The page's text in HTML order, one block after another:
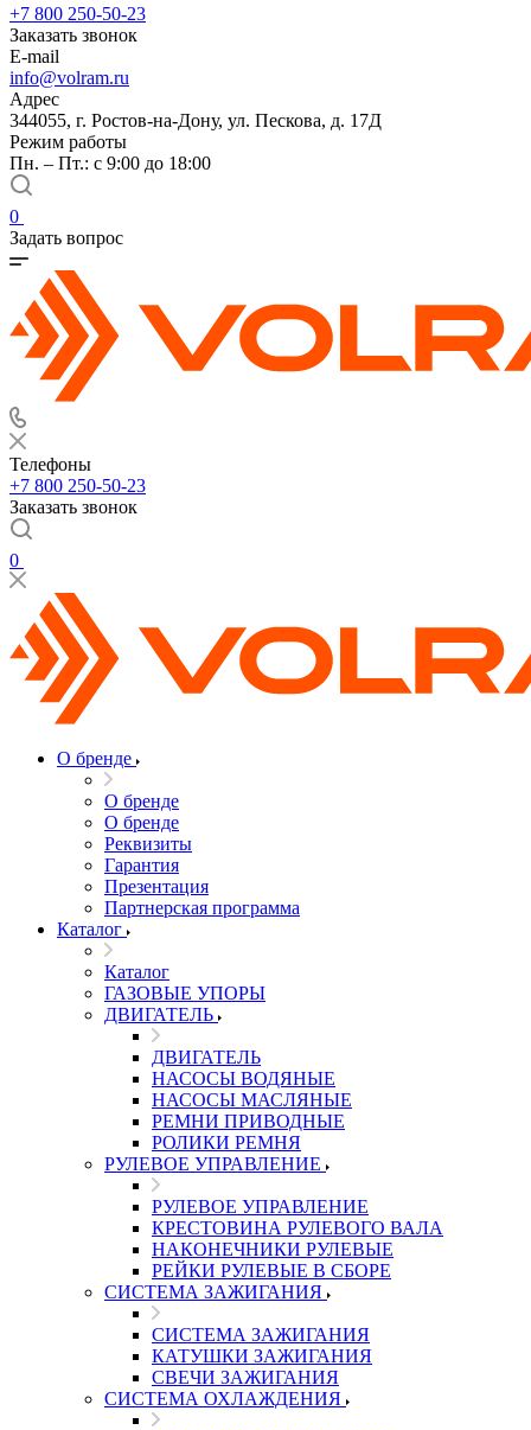
+7 800 250-50-23
Заказать звонок
E-mail
info@volram.ru
Адрес
344055, г. Ростов-на-Дону, ул. Пескова, д. 17Д
Режим работы
Пн. – Пт.: с 9:00 до 18:00
0
Задать вопрос
Телефоны
+7 800 250-50-23
Заказать звонок
0
О бренде
О бренде
О бренде
Реквизиты
Гарантия
Презентация
Партнерская программа
Каталог
Каталог
ГАЗОВЫЕ УПОРЫ
ДВИГАТЕЛЬ
ДВИГАТЕЛЬ
НАСОСЫ ВОДЯНЫЕ
НАСОСЫ МАСЛЯНЫЕ
РЕМНИ ПРИВОДНЫЕ
РОЛИКИ РЕМНЯ
РУЛЕВОЕ УПРАВЛЕНИЕ
РУЛЕВОЕ УПРАВЛЕНИЕ
КРЕСТОВИНА РУЛЕВОГО ВАЛА
НАКОНЕЧНИКИ РУЛЕВЫЕ
РЕЙКИ РУЛЕВЫЕ В СБОРЕ
СИСТЕМА ЗАЖИГАНИЯ
СИСТЕМА ЗАЖИГАНИЯ
КАТУШКИ ЗАЖИГАНИЯ
СВЕЧИ ЗАЖИГАНИЯ
СИСТЕМА ОХЛАЖДЕНИЯ